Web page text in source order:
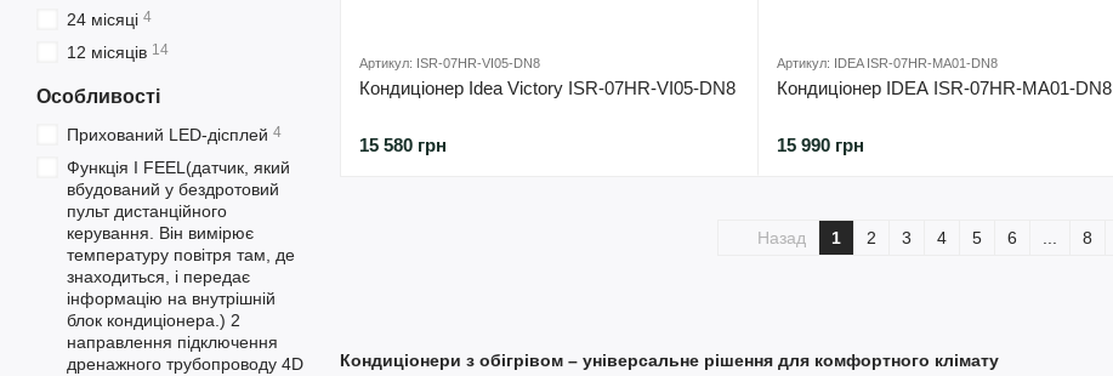
Кондиціонери з обігрівом – універсальне рішення для комфортного клімату
Артикул: ISR-07HR-VI05-DN8
Кондиціонер Idea Victory ISR-07HR-VI05-DN8
15 580 грн
Артикул: IDEA ISR-07HR-MA01-DN8
Кондиціонер IDEA ISR-07HR-MA01-DN8
15 990 грн
Назад 1 2 3 4 5 6 8
24 місяці 4
12 місяців 14
Особливості
Прихований LED-дісплей 4
Функція I FEEL(датчик, який
вбудований у бездротовий
пульт дистанційного
керування. Він вимірює
температуру повітря там, де
знаходиться, і передає
інформацію на внутрішній
блок кондиціонера.) 2
направлення підключення
дренажного трубопроводу 4D